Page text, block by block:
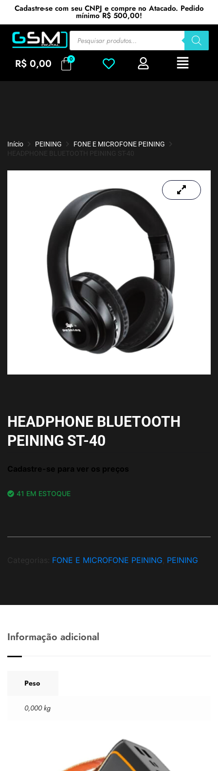
Cadastre-se com seu CNPJ e compre no Atacado. Pedido
mínimo R$ 500,00!
R$ 0,00
Início PEINING
FONE E MICROFONE PEINING
HEADPHONE BLUETOOTH PEINING ST-40
HEADPHONE BLUETOOTH
PEINING ST-40
Cadastre-se para ver os preços
41 EM ESTOQUE
Categorias: FONE E MICROFONE PEINING PEINING
Informação adicional
Peso
0,000 kg